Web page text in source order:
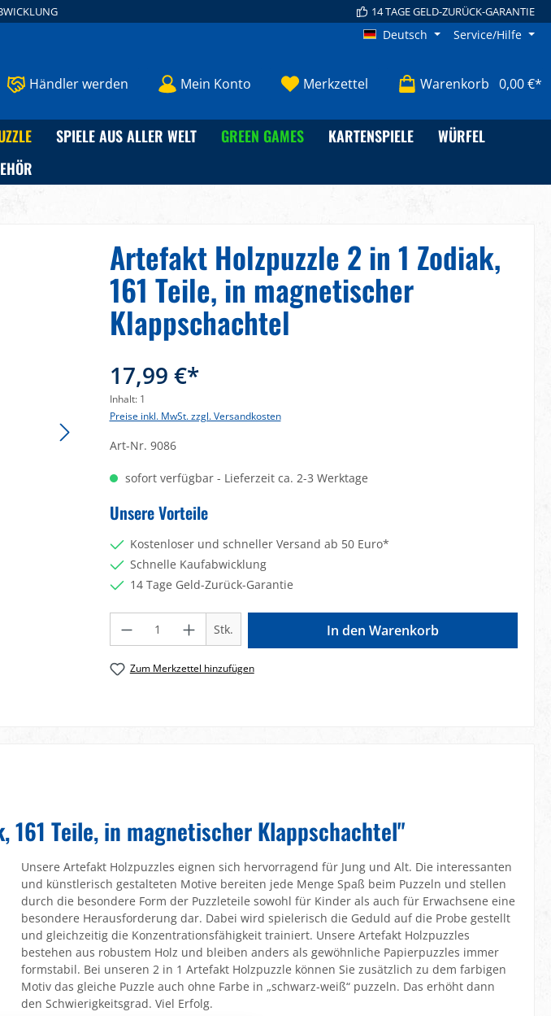
14 TAGE GELD-ZURÜCK-GARANTIE
Deutsch Service/Hilfe
Händler werden Mein Konto Merkzettel Warenkorb 0,00 €*
SPIELE AUS ALLER WELT GREEN GAMES KARTENSPIELE
WÜRFEL
Artefakt Holzpuzzle 2 in 1 Zodiak,
161 Teile, in magnetischer
Klappschachtel
17,99 €*
Inhalt: 1
Preise inkl. MwSt. zzgl. Versandkosten
Art-Nr. 9086
sofort verfügbar - Lieferzeit ca. 2-3 Werktage
Unsere Vorteile
Kostenloser und schneller Versand ab 50 Euro*
Schnelle Kaufabwicklung
14 Tage Geld-Zurück-Garantie
Stk. In den Warenkorb
Zum Merkzettel hinzufügen
Teile, in magnetischer Klappschachtel"
Unsere Artefakt Holzpuzzles eignen sich hervorragend für Jung und Alt. Die interessanten
und künstlerisch gestalteten Motive bereiten jede Menge Spaß beim Puzzeln und stellen
durch die besondere Form der Puzzleteile sowohl für Kinder als auch für Erwachsene eine
besondere Herausforderung dar. Dabei wird spielerisch die Geduld auf die Probe gestellt
und gleichzeitig die Konzentrationsfähigkeit trainiert. Unsere Artefakt Holzpuzzles
bestehen aus robustem Holz und bleiben anders als gewöhnliche Papierpuzzles immer
formstabil. Bei unseren 2 in 1 Artefakt Holzpuzzle können Sie zusätzlich zu dem farbigen
Motiv das gleiche Puzzle auch ohne Farbe in „schwarz-weiß“ puzzeln. Das erhöht dann
den Schwierigkeitsgrad. Viel Erfolg.